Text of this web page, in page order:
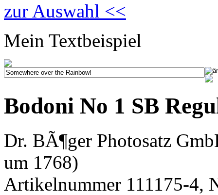
zur Auswahl <<
Mein Textbeispiel
Bodoni No 1 SB
Dr. BÃ¶ger Photosatz
um 1768)
Artikelnummer 111175-4,